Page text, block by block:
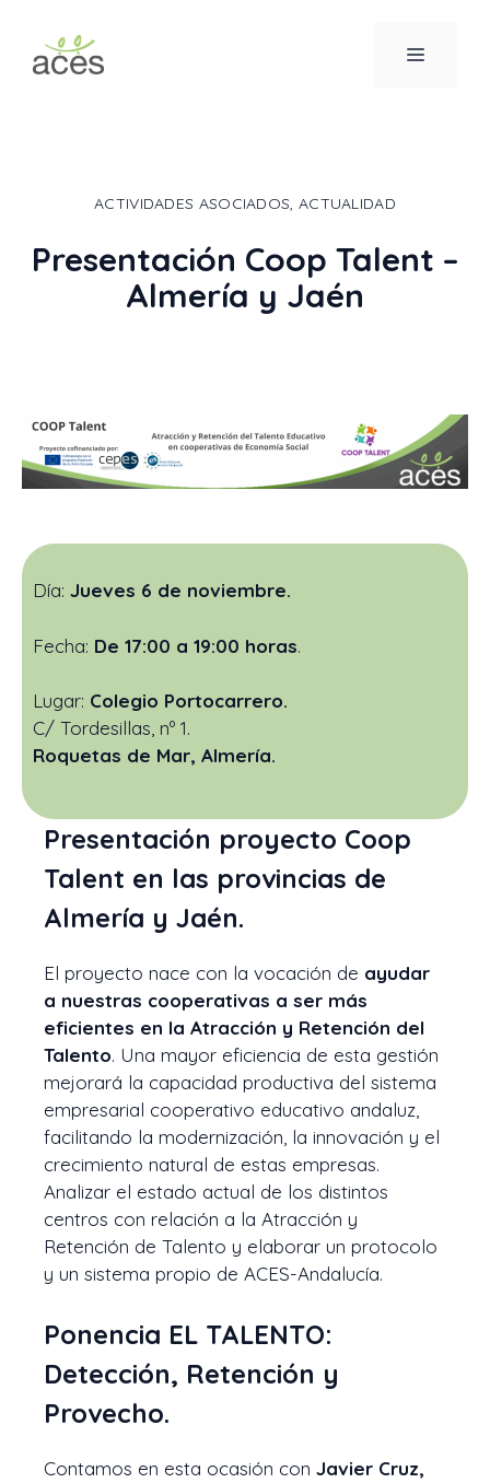
contenido
MENÚ
ACTIVIDADES ASOCIADOS, ACTUALIDAD
Presentación Coop Talent –
Almería y Jaén
Día: Jueves 6 de noviembre.
Fecha: De 17:00 a 19:00 horas.
Lugar: Colegio Portocarrero.
C/ Tordesillas, nº 1.
Roquetas de Mar, Almería.
Presentación proyecto Coop
Talent en las provincias de
Almería y Jaén.
El proyecto nace con la vocación de ayudar
a nuestras cooperativas a ser más
eficientes en la Atracción y Retención del
Talento. Una mayor eficiencia de esta gestión
mejorará la capacidad productiva del sistema
empresarial cooperativo educativo andaluz,
facilitando la modernización, la innovación y el
crecimiento natural de estas empresas.
Analizar el estado actual de los distintos
centros con relación a la Atracción y
Retención de Talento y elaborar un protocolo
y un sistema propio de ACES-Andalucía.
Ponencia EL TALENTO:
Detección, Retención y
Provecho.
Contamos en esta ocasión con Javier Cruz,